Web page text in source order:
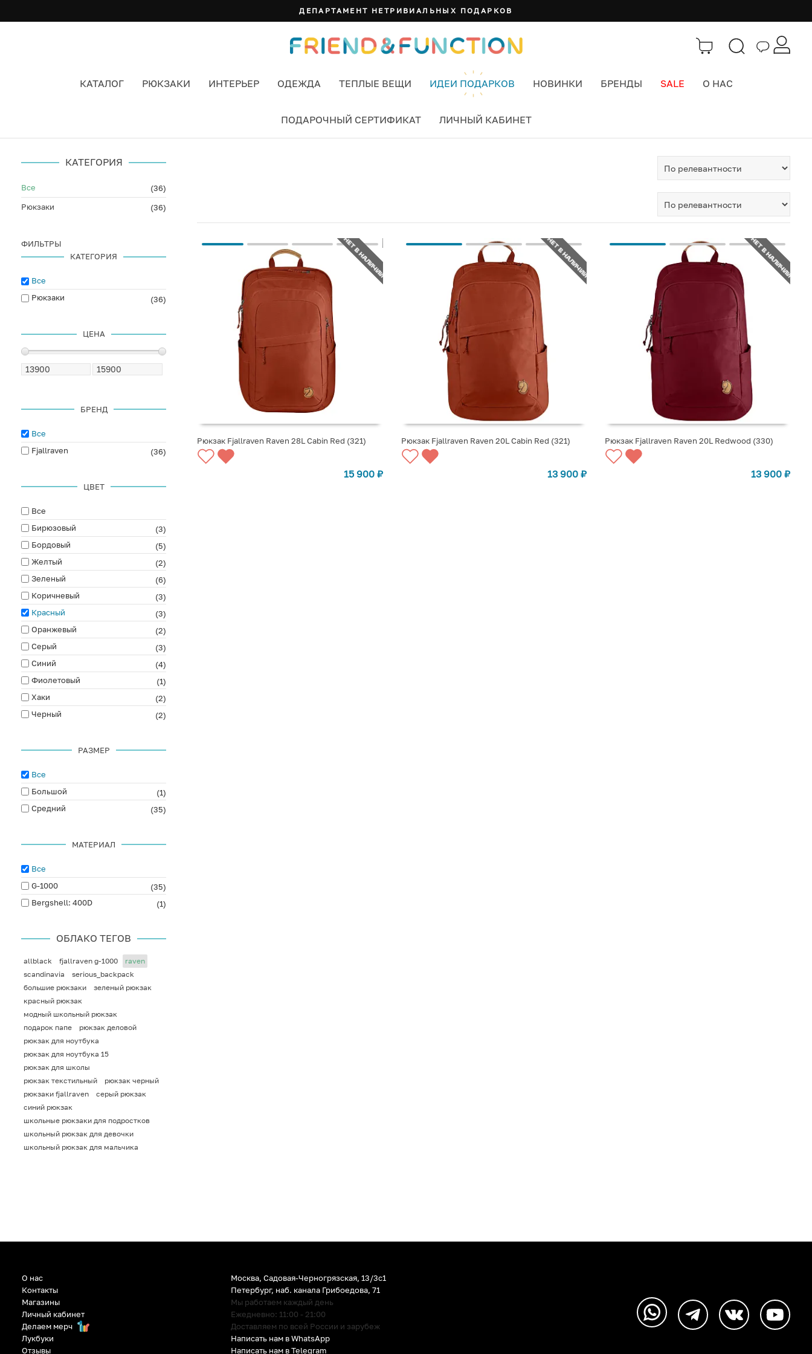
ДЕПАРТАМЕНТ НЕТРИВИАЛЬНЫХ ПОДАРКОВ
КАТАЛОГ РЮКЗАКИ ИНТЕРЬЕР ОДЕЖДА ТЕПЛЫЕ ВЕЩИ ИДЕИ ПОДАРКОВ НОВИНКИ БРЕНДЫ SALE О НАС
ПОДАРОЧНЫЙ СЕРТИФИКАТ ЛИЧНЫЙ КАБИНЕТ
НЕТ В НАЛИЧИИ
СООБЩИТЬ О ПОСТУПЛЕНИИ
Рюкзак Fjallraven Raven 28L Cabin Red (321)
15 900 ₽
НЕТ В НАЛИЧИИ
СООБЩИТЬ О ПОСТУПЛЕНИИ
Рюкзак Fjallraven Raven 20L Cabin Red (321)
13 900 ₽
НЕТ В НАЛИЧИИ
СООБЩИТЬ О ПОСТУПЛЕНИИ
Рюкзак Fjallraven Raven 20L Redwood (330)
13 900 ₽
КАТЕГОРИЯ
Все
(36)
Рюкзаки
(36)
ФИЛЬТРЫ
КАТЕГОРИЯ
Все
Рюкзаки
(36)
ЦЕНА
БРЕНД
Все
Fjallraven
(36)
ЦВЕТ
Все
Бирюзовый
(3)
Бордовый
(5)
Желтый
(2)
Зеленый
(6)
Коричневый
(3)
Красный
(3)
Оранжевый
(2)
Серый
(3)
Синий
(4)
Фиолетовый
(1)
Хаки
(2)
Черный
(2)
РАЗМЕР
Все
Большой
(1)
Средний
(35)
МАТЕРИАЛ
Все
G-1000
(35)
Bergshell: 400D
(1)
ОБЛАКО ТЕГОВ
allblack fjallraven g-1000
raven
scandinavia
serious_backpack
большие рюкзаки
зеленый рюкзак
красный рюкзак
модный школьный рюкзак
подарок папе
рюкзак деловой
рюкзак для ноутбука
рюкзак для ноутбука 15
рюкзак для школы
рюкзак текстильный
рюкзак черный
рюкзаки fjallraven
серый рюкзак
синий рюкзак
школьные рюкзаки для подростков
школьный рюкзак для девочки
школьный рюкзак для мальчика
О нас
Контакты
Магазины
Личный кабинет
Делаем мерч
Лукбуки
Отзывы
Москва, Садовая-Черногрязская, 13/3c1
Петербург, наб. канала Грибоедова, 71
Мы работаем каждый день
Ежедневно: 11:00 - 21:00
Доставляем по всей России и зарубеж
Написать нам в WhatsApp
Написать нам в Telegram